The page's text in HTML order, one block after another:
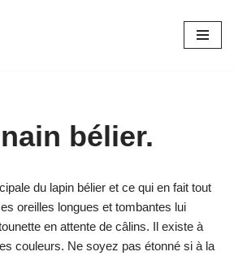
bélier.
du lapin bélier et ce qui en fait tout
oreilles longues et tombantes lui
en attente de câlins. Il existe à
couleurs. Ne soyez pas étonné si à la